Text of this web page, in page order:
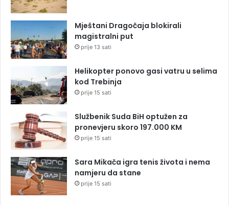
Mještani Dragočaja blokirali
magistralni put
prije 13 sati
Helikopter ponovo gasi vatru u selima
kod Trebinja
prije 15 sati
Službenik Suda BiH optužen za
pronevjeru skoro 197.000 KM
prije 15 sati
Sara Mikača igra tenis života i nema
namjeru da stane
prije 15 sati